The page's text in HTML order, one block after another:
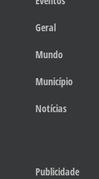
Geral
Mundo
Município
Notícias
Publicidade